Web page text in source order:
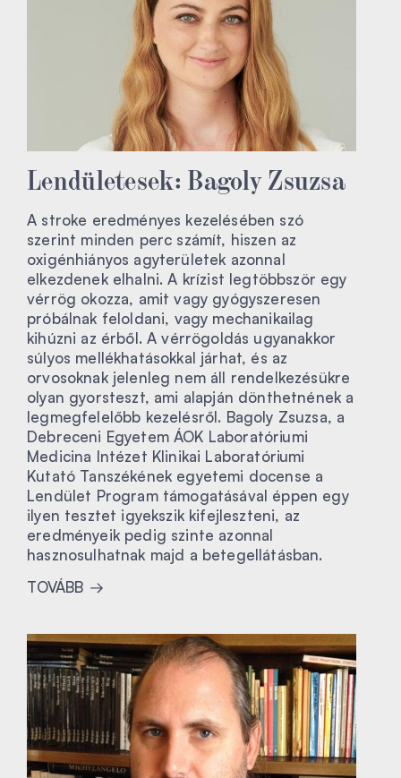
Lendületesek: Bagoly Zsuzsa
A stroke eredményes kezelésében szó
szerint minden perc számít, hiszen az
oxigénhiányos agyterületek azonnal
elkezdenek elhalni. A krízist legtöbbször egy
vérrög okozza, amit vagy gyógyszeresen
próbálnak feloldani, vagy mechanikailag
kihúzni az érből. A vérrögoldás ugyanakkor
súlyos mellékhatásokkal járhat, és az
orvosoknak jelenleg nem áll rendelkezésükre
olyan gyorsteszt, ami alapján dönthetnének a
legmegfelelőbb kezelésről. Bagoly Zsuzsa, a
Debreceni Egyetem ÁOK Laboratóriumi
Medicina Intézet Klinikai Laboratóriumi
Kutató Tanszékének egyetemi docense a
Lendület Program támogatásával éppen egy
ilyen tesztet igyekszik kifejleszteni, az
eredményeik pedig szinte azonnal
hasznosulhatnak majd a betegellátásban.
TOVÁBB